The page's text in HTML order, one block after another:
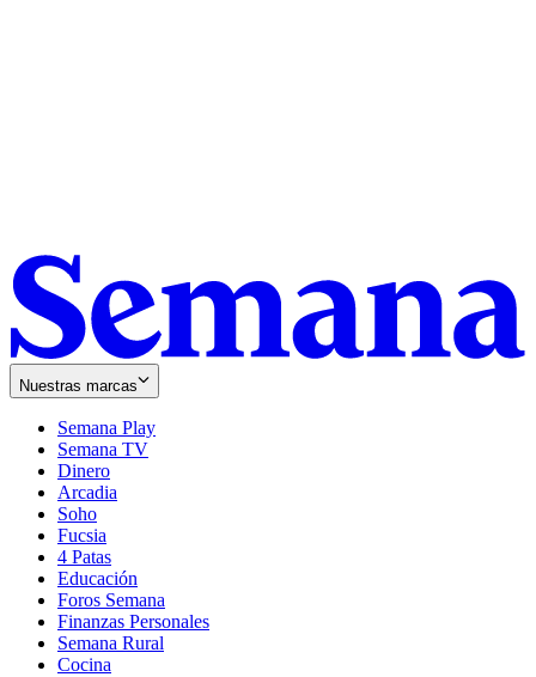
Nuestras marcas
Semana Play
Semana TV
Dinero
Arcadia
Soho
in
new
window
Fucsia
in
new
window
4 Patas
Educación
Foros Semana
Finanzas Personales
Semana Rural
Cocina